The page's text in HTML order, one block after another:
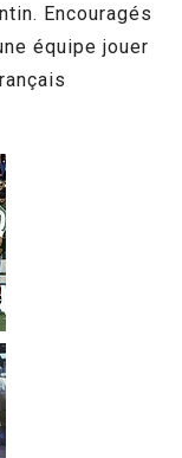
Encouragés
équipe jouer